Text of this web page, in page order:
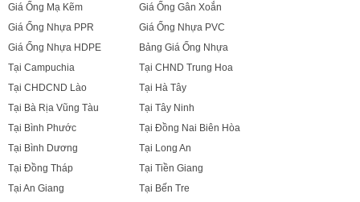
Giá Ống Mạ Kẽm
Giá Ống Gân Xoắn
Giá Ống Nhựa PPR
Giá Ống Nhựa PVC
Giá Ống Nhựa HDPE
Bảng Giá Ống Nhựa
Tại Campuchia
Tại CHND Trung Hoa
Tại CHDCND Lào
Tại Hà Tây
Tại Bà Rịa Vũng Tàu
Tại Tây Ninh
Tại Bình Phước
Tại Đồng Nai Biên Hòa
Tại Bình Dương
Tại Long An
Tại Đồng Tháp
Tại Tiền Giang
Tại An Giang
Tại Bến Tre